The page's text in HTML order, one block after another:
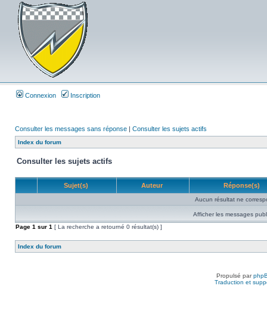
Connexion Inscription
Consulter les messages sans réponse | Consulter les sujets actifs
Index du forum
Consulter les sujets actifs
Sujet(s) Auteur Réponse(s)
Aucun résultat ne
Afficher les messages
Page 1 sur 1 [ La recherche a retourné 0 résultat(s) ]
Index du forum
Propulsé par
Traduction et